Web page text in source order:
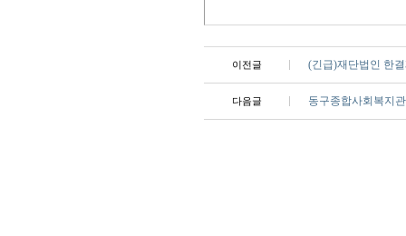
이전글 (긴급)재단법인 한
다음글 동구종합사회복지